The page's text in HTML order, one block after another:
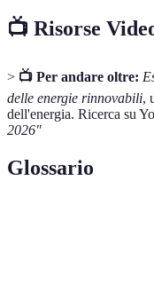
📺 Risorse
> 📺 Per andare oltre:
delle energie rinnovabili,
dell'energia. Ricerca su
2026"
Glossario